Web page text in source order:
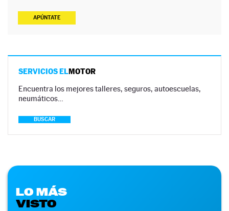
APÚNTATE
SERVICIOS ELMOTOR
Encuentra los mejores talleres, seguros, autoescuelas,
neumáticos…
BUSCAR
LO MÁS
VISTO